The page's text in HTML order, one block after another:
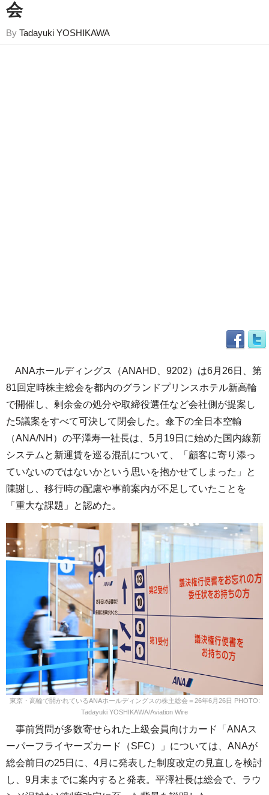
会
By Tadayuki YOSHIKAWA
ANAホールディングス（ANAHD、9202）は6月26日、第
81回定時株主総会を都内のグランドプリンスホテル新高輪
で開催し、剰余金の処分や取締役選任など会社側が提案し
た5議案をすべて可決して閉会した。傘下の全日本空輸
（ANA/NH）の平澤寿一社長は、5月19日に始めた国内線新
システムと新運賃を巡る混乱について、「顧客に寄り添っ
ていないのではないかという思いを抱かせてしまった」と
陳謝し、移行時の配慮や事前案内が不足していたことを
「重大な課題」と認めた。
東京・高輪で開かれているANAホールディングスの株主総会＝26年6月26日 PHOTO:
Tadayuki YOSHIKAWA/Aviation Wire
事前質問が多数寄せられた上級会員向けカード「ANAス
ーパーフライヤーズカード（SFC）」については、ANAが
総会前日の25日に、4月に発表した制度改定の見直しを検討
し、9月末までに案内すると発表。平澤社長は総会で、ラウ